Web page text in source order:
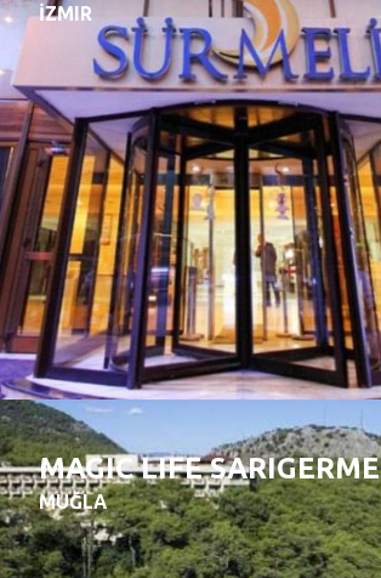
İZMIR
MAGIC LIFE SARIGERME
MUĞLA